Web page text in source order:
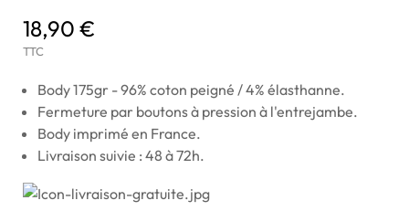
18,90 €
TTC
Body 175gr - 96% coton peigné / 4% élasthanne.
Fermeture par boutons à pression à l'entrejambe.
Body imprimé en France.
Livraison suivie : 48 à 72h.